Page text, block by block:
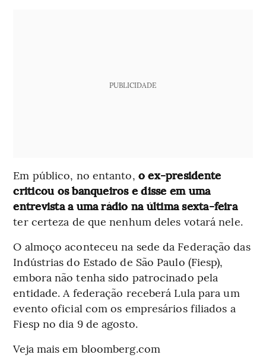
PUBLICIDADE
Em público, no entanto, o ex-presidente
criticou os banqueiros e disse em uma
entrevista a uma rádio na última sexta-feira
ter certeza de que nenhum deles votará nele.
O almoço aconteceu na sede da Federação das
Indústrias do Estado de São Paulo (Fiesp),
embora não tenha sido patrocinado pela
entidade. A federação receberá Lula para um
evento oficial com os empresários filiados a
Fiesp no dia 9 de agosto.
Veja mais em bloomberg.com